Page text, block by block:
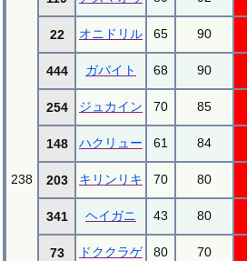
238
22 オニドリル 65 90
444 ガバイト 68 90
254 ジュカイン 70 85
148 ハクリュー 61 84
203 キリンリキ 70 80
341 ヘイガニ 43 80
73 ドククラゲ 80 70